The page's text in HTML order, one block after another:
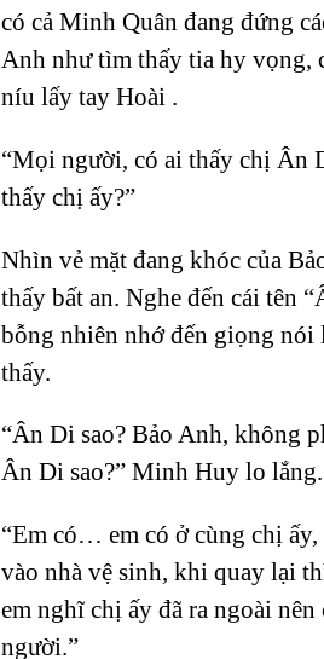
có cả Minh Quân đang đứng
Anh như tìm thấy tia hy vọng,
níu lấy tay Hoài .
“Mọi người, có ai thấy chị Ân
thấy chị ấy?”
Nhìn vẻ mặt đang khóc của
thấy bất an. Nghe đến cái tên
bỗng nhiên nhớ đến giọng nói
thấy.
“Ân Di sao? Bảo Anh, không
Ân Di sao?” Minh Huy lo lắng.
“Em có… em có ở cùng chị
vào nhà vệ sinh, khi quay lại
em nghĩ chị ấy đã ra ngoài nên
người.”